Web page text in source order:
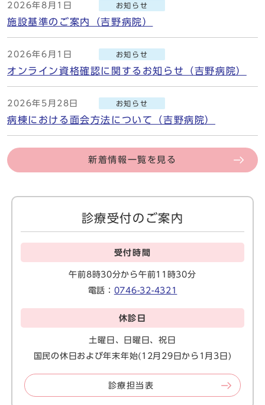
2026年8月1日 お知らせ
施設基準のご案内（吉野病院）
2026年6月1日 お知らせ
オンライン資格確認に関するお知らせ（吉野病院）
2026年5月28日 お知らせ
病棟における面会方法について（吉野病院）
新着情報一覧を見る
診療受付のご案内
受付時間
午前8時30分から午前11時30分
電話： 0746-32-4321
休診日
土曜日、日曜日、祝日
国民の休日および年末年始(12月29日から1月3日)
診療担当表